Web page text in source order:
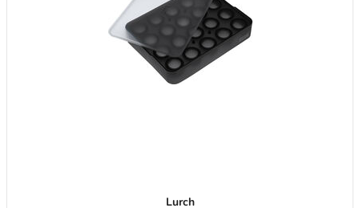
Lurch